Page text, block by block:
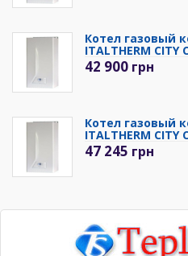
Котел газовый
ITALTHERM CITY
42 900 грн
Котел газовый
ITALTHERM CITY
47 245 грн